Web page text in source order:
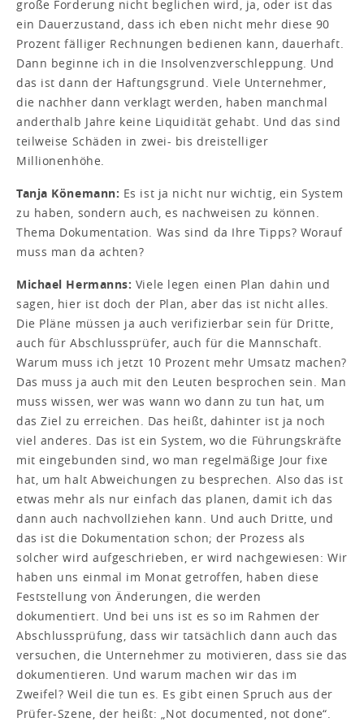
große Forderung nicht beglichen wird, ja, oder ist das
ein Dauerzustand, dass ich eben nicht mehr diese 90
Prozent fälliger Rechnungen bedienen kann, dauerhaft.
Dann beginne ich in die Insolvenzverschleppung. Und
das ist dann der Haftungsgrund. Viele Unternehmer,
die nachher dann verklagt werden, haben manchmal
anderthalb Jahre keine Liquidität gehabt. Und das sind
teilweise Schäden in zwei- bis dreistelliger
Millionenhöhe.
Tanja Könemann: Es ist ja nicht nur wichtig, ein System
zu haben, sondern auch, es nachweisen zu können.
Thema Dokumentation. Was sind da Ihre Tipps? Worauf
muss man da achten?
Michael Hermanns: Viele legen einen Plan dahin und
sagen, hier ist doch der Plan, aber das ist nicht alles.
Die Pläne müssen ja auch verifizierbar sein für Dritte,
auch für Abschlussprüfer, auch für die Mannschaft.
Warum muss ich jetzt 10 Prozent mehr Umsatz machen?
Das muss ja auch mit den Leuten besprochen sein. Man
muss wissen, wer was wann wo dann zu tun hat, um
das Ziel zu erreichen. Das heißt, dahinter ist ja noch
viel anderes. Das ist ein System, wo die Führungskräfte
mit eingebunden sind, wo man regelmäßige Jour fixe
hat, um halt Abweichungen zu besprechen. Also das ist
etwas mehr als nur einfach das planen, damit ich das
dann auch nachvollziehen kann. Und auch Dritte, und
das ist die Dokumentation schon; der Prozess als
solcher wird aufgeschrieben, er wird nachgewiesen: Wir
haben uns einmal im Monat getroffen, haben diese
Feststellung von Änderungen, die werden
dokumentiert. Und bei uns ist es so im Rahmen der
Abschlussprüfung, dass wir tatsächlich dann auch das
versuchen, die Unternehmer zu motivieren, dass sie das
dokumentieren. Und warum machen wir das im
Zweifel? Weil die tun es. Es gibt einen Spruch aus der
Prüfer-Szene, der heißt: „Not documented, not done“.